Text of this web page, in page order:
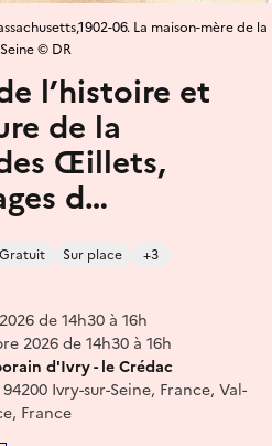
l’histoire et
de la
Œillets,
d…
Gratuit Sur place +3
de 14h30 à 16h
2026 de 14h30 à 16h
d'Ivry - le Crédac
Ivry-sur-Seine, France, Val-
France
06. La maison-mère de la
© DR